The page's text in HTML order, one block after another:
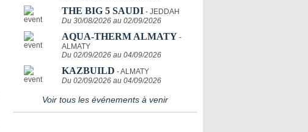
THE BIG 5 SAUDI - JEDDAH
Du 30/08/2026 au 02/09/2026
AQUA-THERM ALMATY -
ALMATY
Du 02/09/2026 au 04/09/2026
KAZBUILD - ALMATY
Du 02/09/2026 au 04/09/2026
Voir tous les événements à venir